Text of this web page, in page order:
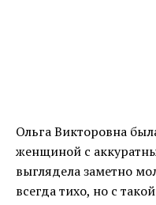
Ольга Викторовна
женщиной с
выглядела заметно
всегда тихо, но с